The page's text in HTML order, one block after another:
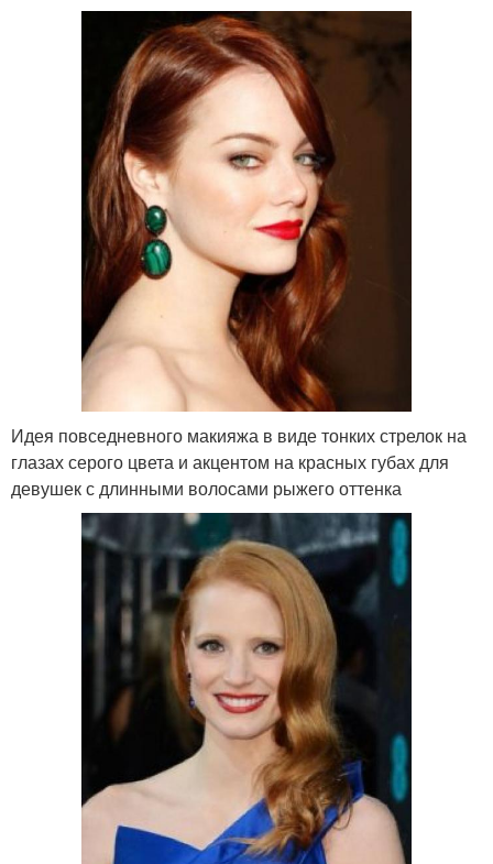
Идея повседневного макияжа в виде тонких стрелок на
глазах серого цвета и акцентом на красных губах для
девушек с длинными волосами рыжего оттенка